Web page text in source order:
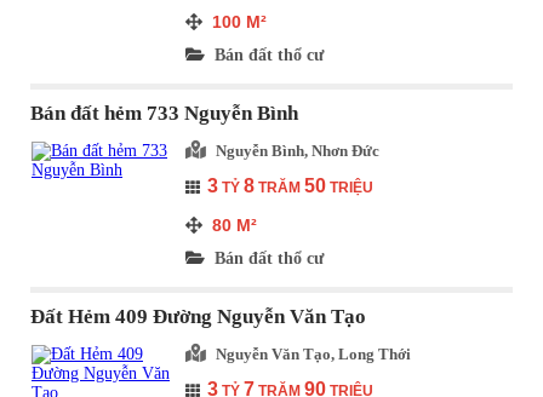
100 M²
Bán đất thổ cư
Bán đất hẻm 733 Nguyễn Bình
Nguyễn Bình, Nhơn Đức
3 TỶ8 TRĂM50 TRIỆU
80 M²
Bán đất thổ cư
Đất Hẻm 409 Đường Nguyễn Văn Tạo
Nguyễn Văn Tạo, Long Thới
3 TỶ 7 TRĂM90 TRIỆU